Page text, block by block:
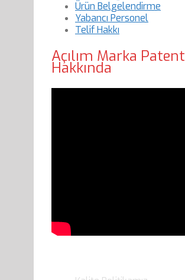
Ürün Belgelendirme
Yabancı Personel
Telif Hakkı
Açılım Marka Patent
Hakkında